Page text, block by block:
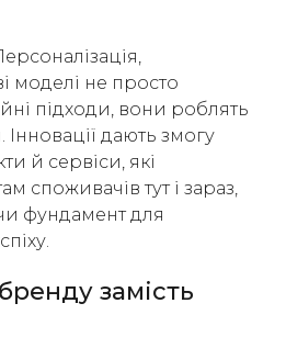
моделі не просто
підходи, вони роблять
дають змогу
й сервіси, які
споживачів тут і зараз,
фундамент для
замість